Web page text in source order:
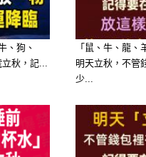
雙魚座視愛情為生
重組之際，他最容
「妳一自信，金庫
在腦海中不斷幻想
、狗、
秋，記...
「鼠、牛、龍、
明天立秋，不管
少...